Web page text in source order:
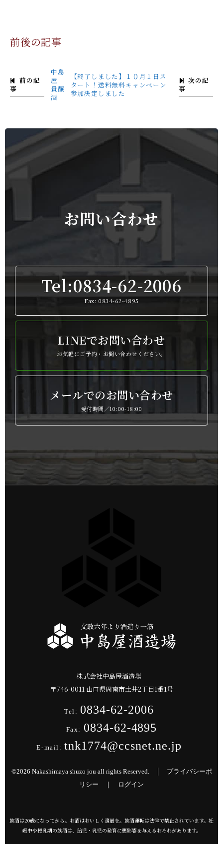
前後の記事
前の記
事
中島
屋
貴醸
酒
次の記
事
【終了しました】１０月１日ス
タート！送料無料キャンペーン
参加決定しました
お問い合わせ
Tel:0834-62-2006
Fax: 0834-62-4895
LINEでお問い合わせ
お気軽にご予約・お問い合わせください。
メールでのお問い合わせ
受付時間／10:00-18:00
株式会社中島屋酒造場
〒746-0011 山口県周南市土井2丁目1番1号
Tel: 0834-62-2006
Fax: 0834-62-4895
E-mail: tnk1774@ccsnet.ne.jp
©2026 Nakashimaya shuzo jou all rights Reserved. │ プライバシーポ
リシー ｜ ログイン
飲酒は20歳になってから。お酒はおいしく適量を。飲酒運転は法律で禁止されています。妊
娠中や授乳期の飲酒は、胎児・乳児の発育に悪影響を与えるおそれがあります。